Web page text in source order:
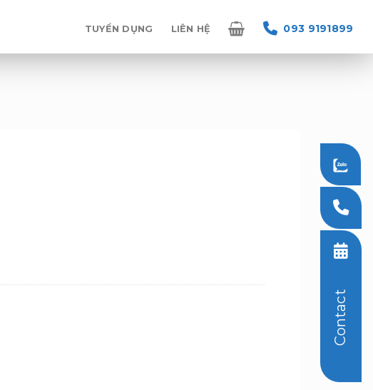
TUYỂN DỤNG LIÊN HỆ 093 9191899
Contact